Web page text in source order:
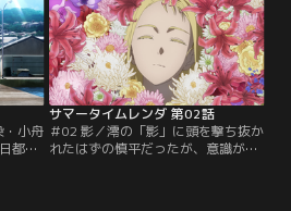
・小舟
都ヶ
サマータイムレンダ 第02話
＃02 影／澪の「影」に頭を撃ち抜か
れたはずの慎平だったが、意識が戻